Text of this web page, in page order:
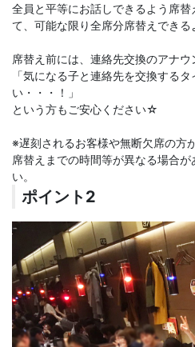
全員と平等にお話しできるよう席
て、可能な限り全席分席替えできる
席替え前には、連絡先交換のアナ
「気になる子と連絡先を交換する
い・・・！」
という方もご安心ください☆
※遅刻されるお客様や無断欠席の方
席替えまでの時間等が異なる場合
い。
ポイント2